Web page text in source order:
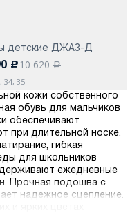
детские ДЖАЗ-Д
c10 620a
34, 35
кожи собственного
обувь для мальчиков
обеспечивают
при длительной носке.
гибкая
для школьников
ежедневные
Прочная подошва с
надежное сцепление.